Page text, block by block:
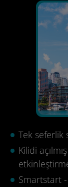
Tek seferlik
Kilidi
Smartstart